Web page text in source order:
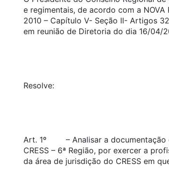
e regimentais, de acordo com a NOVA
2010 – Capítulo V- Seção II- Artigos
em reunião de Diretoria do dia 16/04/
Resolve:
Art. 1º – Analisar a documentação
CRESS – 6ª Região, por exercer a
da área de jurisdição do CRESS em